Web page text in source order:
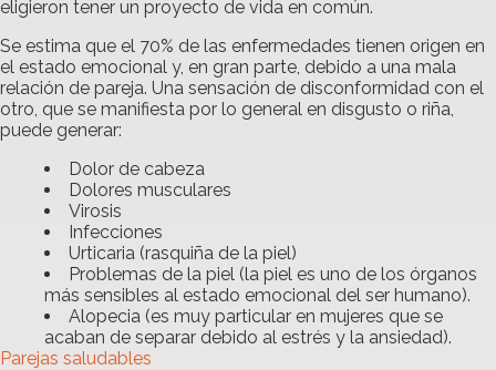
eligieron tener un proyecto de vida en común.
Se estima que el 70% de las enfermedades tienen origen en
el estado emocional y, en gran parte, debido a una mala
relación de pareja. Una sensación de disconformidad con el
otro, que se manifiesta por lo general en disgusto o riña,
puede generar:
Dolor de cabeza
Dolores musculares
Virosis
Infecciones
Urticaria (rasquiña de la piel)
Problemas de la piel (la piel es uno de los órganos
más sensibles al estado emocional del ser humano).
Alopecia (es muy particular en mujeres que se
acaban de separar debido al estrés y la ansiedad).
Parejas saludables